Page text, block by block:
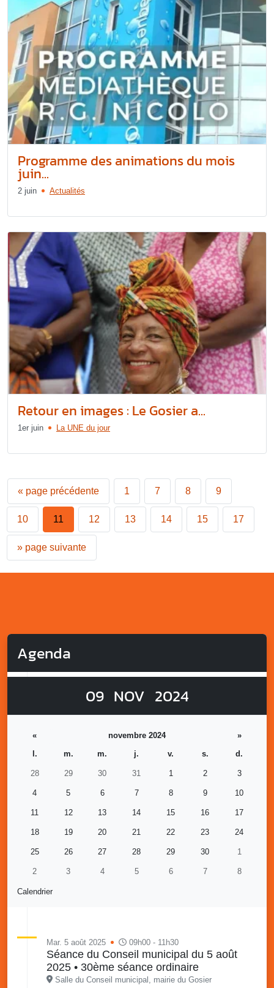
Programme des animations du mois
juin...
2 juin Actualités
Retour en images : Le Gosier a...
1er juin La UNE du jour
« page précédente 1 7 8 9
10 11 12 13 14 15 17
» page suivante
Agenda
09 NOV 2024
Calendrier
« novembre 2024
»
l.
m. m. j. v. s. d.
28 29 30 31 1 2 3
4 5 6 7 8 9 10
11 12 13 14 15 16 17
18 19 20 21 22 23 24
25 26 27 28 29 30 1
2 3 4 5 6 7 8
Mar. 5 août 2025 09h00 - 11h30
Séance du Conseil municipal du 5 août
2025 • 30ème séance ordinaire
Salle du Conseil municipal, mairie du Gosier